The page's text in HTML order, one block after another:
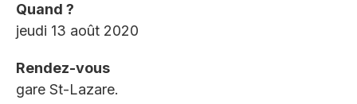
Quand ?
jeudi 13 août 2020
Rendez-vous
gare St-Lazare.